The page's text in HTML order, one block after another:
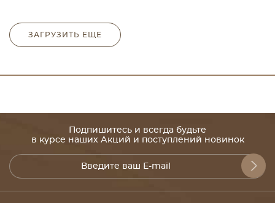
ЗАГРУЗИТЬ ЕЩЕ
Подпишитесь и всегда будьте
в курсе наших Акций и поступлений новинок